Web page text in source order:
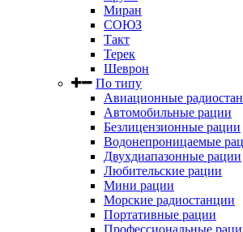
Миран
СОЮЗ
Такт
Терек
Шеврон
По типу
Авиационные
Автомобильные рации
Безлицензионные рации
Водонепроницаемые
Двухдиапазонные рации
Любительские рации
Мини рации
Морские радиостанции
Портативные рации
Профессиональные